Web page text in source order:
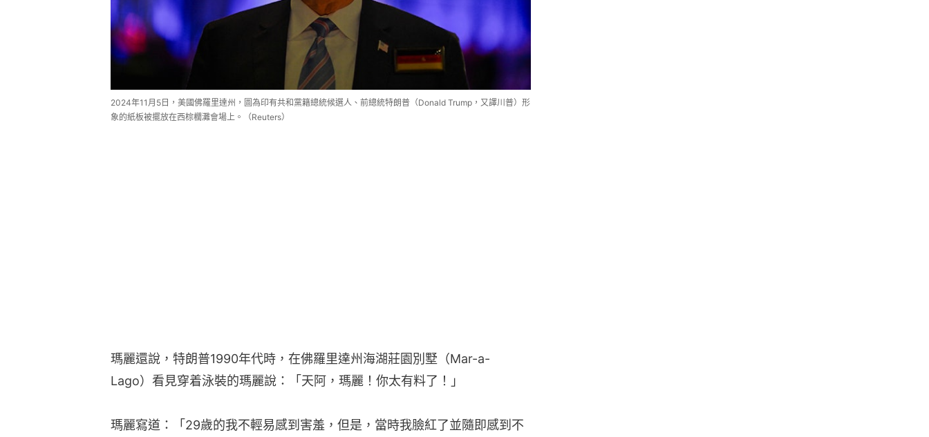
2024年11月5日，美國佛羅里達州，圖為印有共和黨籍總統候選人、前總統特朗普（Donald Trump，又譯川普）形
象的紙板被擺放在西棕櫚灘會場上。（Reuters）
瑪麗還說，特朗普1990年代時，在佛羅里達州海湖莊園別墅（Mar-a-
Lago）看見穿着泳裝的瑪麗說：「天阿，瑪麗！你太有料了！」
瑪麗寫道：「29歲的我不輕易感到害羞，但是，當時我臉紅了並隨即感到不